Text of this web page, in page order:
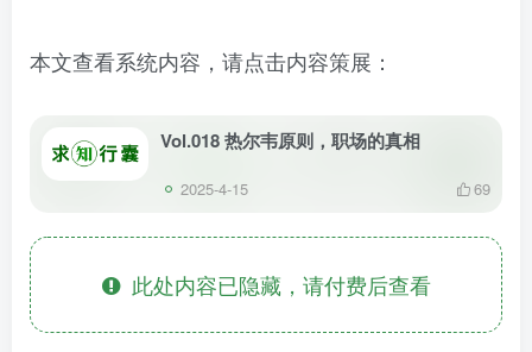
本文查看系统内容，请点击内容策展：
Vol.018 热尔韦原则，职场的真相
2025-4-15 69
此处内容已隐藏，请付费后查看